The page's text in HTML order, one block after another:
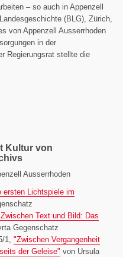
– so auch in Appenzell
(BLG), Zürich,
von Appenzell Ausserrhoden
in der
Regierungsrat stellte die
Kultur von
Ausserrhoden
ersten Lichtspiele im
Text und Bild: Das
Gegenschatz
1, "Zwischen Vergangenheit
der Geleise" von Ursula